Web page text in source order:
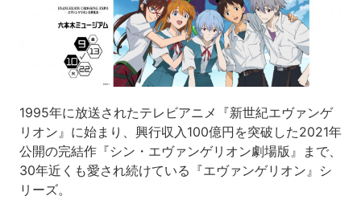
1995年に放送されたテレビアニメ『新世紀エヴァンゲ
リオン』に始まり、興行収入100億円を突破した2021年
公開の完結作『シン・エヴァンゲリオン劇場版』まで、
30年近くも愛され続けている『エヴァンゲリオン』シ
リーズ。